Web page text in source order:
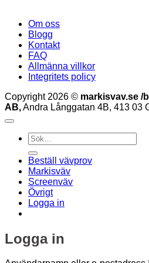
Om oss
Blogg
Kontakt
FAQ
Allmänna villkor
Integritets policy
Copyright 2026 © markisvav.se /
AB,Andra Långgatan 4B, 413 03
Sök
efter:
Beställ vävprov
Markisväv
Screenväv
Övrigt
Logga in
Logga in